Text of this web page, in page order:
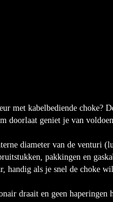
met kabelbediende choke?
doorlaat geniet je van
diameter van de venturi
pakkingen en
handig als je snel de choke
draait en geen haperingen